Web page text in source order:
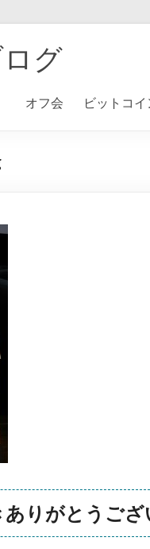
グ
オフ会 ビットコイ
りがとうござ